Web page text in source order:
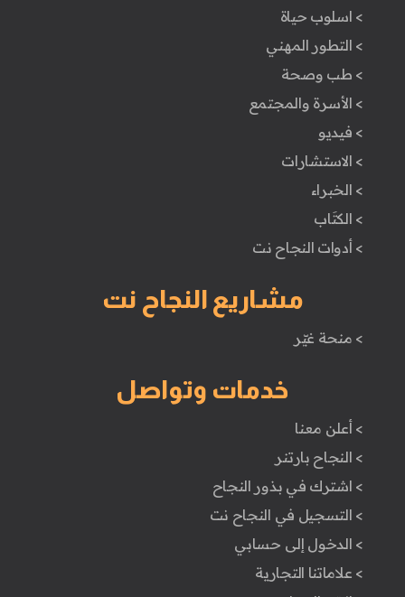
> اسلوب حياة
> التطور المهني
> طب وصحة
> الأسرة والمجتمع
> فيديو
> الاستشارات
> الخبراء
> الكتَاب
> أدوات النجاح نت
مشاريع النجاح نت
> منحة غيّر
خدمات وتواصل
> أعلن معنا
> النجاح بارتنر
> اشترك في بذور النجاح
> التسجيل في النجاح نت
> الدخول إلى حسابي
> علاماتنا التجارية